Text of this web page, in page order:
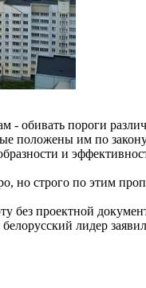
- обивать пороги
положены им по
и
но строго по этим
без проектной
лидер